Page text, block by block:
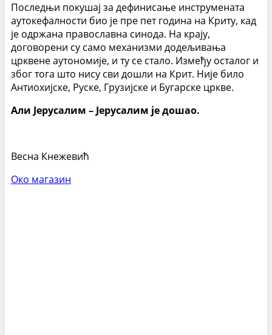
Последњи покушај за дефинисање инструмената
аутокефалности био је пре пет година на Криту, кад
је одржана православна синода. На крају,
договорени су само механизми додељивања
црквене аутономије, и ту се стало. Између осталог и
због тога што нису сви дошли на Крит. Није било
Антиохијске, Руске, Грузијске и Бугарске цркве.
Али Јерусалим – Јерусалим је дошао.
Весна Кнежевић
Око магазин